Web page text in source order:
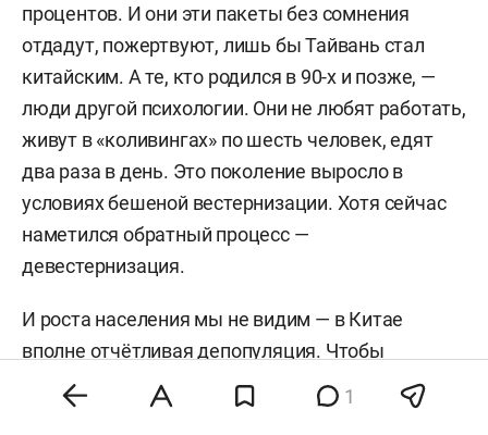
процентов. И они эти пакеты без сомнения
отдадут, пожертвуют, лишь бы Тайвань стал
китайским. А те, кто родился в 90-х и позже, —
люди другой психологии. Они не любят работать,
живут в «коливингах» по шесть человек, едят
два раза в день. Это поколение выросло в
условиях бешеной вестернизации. Хотя сейчас
наметился обратный процесс —
девестернизация.
И роста населения мы не видим — в Китае
вполне отчётливая депопуляция. Чтобы
минимизировать эту тенденцию, председатель
КПК Си Цзиньпин развернул программу
1